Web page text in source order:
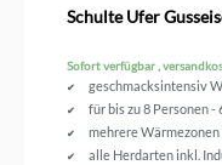
Schulte Ufer
Sofort verfügbar ,
geschmacksintensiv
für bis zu 8 Personen -
mehrere Wärmezonen
alle Herdarten inkl.